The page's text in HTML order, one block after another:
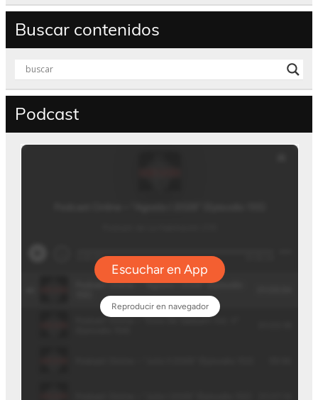
Buscar contenidos
Podcast